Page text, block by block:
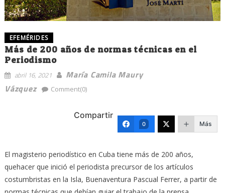
EFEMÉRIDES
Más de 200 años de normas técnicas en el
Periodismo
abril 16, 2021
María Camila Maury
Vázquez
Comment(0)
Compartir
0 Más
El magisterio periodístico en Cuba tiene más de 200 años,
quehacer que inició el periodista precursor de los artículos
costumbristas en la Isla, Buenaventura Pascual Ferrer, a partir de